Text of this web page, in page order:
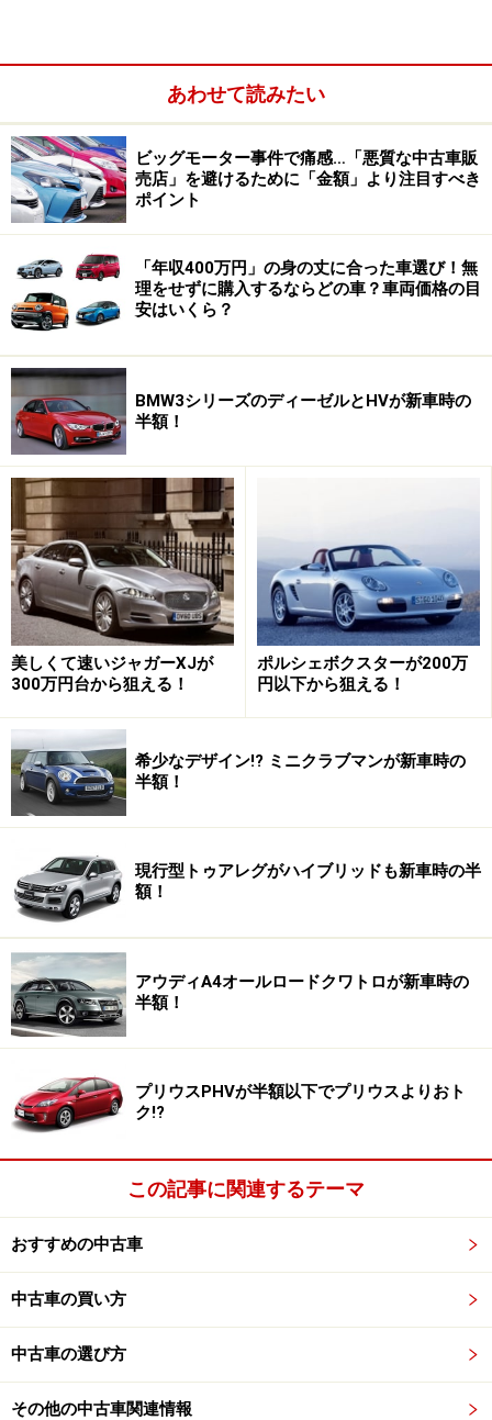
そう、中古車販売業の値付けはフリマアプリの出品と似
例えばホンダN-BOX（現行型）だけで全国に1万台以上
もあるなど、同じ商品名でも“出品数”の桁が大きく違い
ます。つまり競合がたくさんいるのです。
さらに出品者が元々持っていた商材ではなく、販売店は
商売するために仕入れた車を売ります。そこに経費と利
益を乗せて販売しなければなりません。ですから、フリ
マアプリとは比べものにならないほど値付けはシビアで
す。
中古車価格は販売店が決める部分が多い
そこに追い打ちをかけるように、新車も中古車も、家電
などと違い「車両本体価格」だけでなく、「諸費用」が
必要になります。この諸費用の額も一律ではありませ
車の購入には自動車税や自動車重量税といった「法定費
用」が発生します。また車に乗るために必要な登録代行
費用や整備費用、車庫証明代行費用など、販売店に代行
してもらう「代行活動費用」も支払わなければなりませ
ん。この「法定費用」と「代行活動費用」が諸費用で
「法定費用」は車の年式や排気量、車検残の有無などに
よって金額が異なります。さらに「代行活動費用」は販
売店によって設定している金額が異なります。そのため
中古車の場合、車両本体価格ではA車よりB車が安いの
に、諸費用を含んだ支払総額になるとB車のほうが高く
しかしようやく、この「わかりにくさ」の原因のひとつ
1日から車両本体価格と諸費用を含む「支払総額」の表
あわせて読みたい
ビッグモーター事件で痛感…「悪質な中古車販
売店」を避けるために「金額」より注目すべき
ポイント
「年収400万円」の身の丈に合った車選び！無
理をせずに購入するならどの車？車両価格の目
安はいくら？
BMW3シリーズのディーゼルとHVが新車時の
半額！
美しくて速いジャガーXJが
300万円台から狙える！
ポルシェボクスターが200万
円以下から狙える！
希少なデザイン!? ミニクラブマンが新車時の
半額！
現行型トゥアレグがハイブリッドも新車時の半
額！
アウディA4オールロードクワトロが新車時の
半額！
プリウスPHVが半額以下でプリウスよりおト
ク!?
この記事に関連するテーマ
おすすめの中古車
中古車の買い方
中古車の選び方
その他の中古車関連情報